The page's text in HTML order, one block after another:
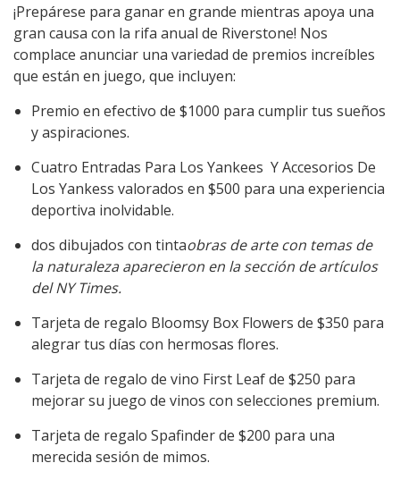
¡Prepárese para ganar en grande mientras apoya una
gran causa con la rifa anual de Riverstone! Nos
complace anunciar una variedad de premios increíbles
que están en juego, que incluyen:
Premio en efectivo de $1000 para cumplir tus sueños
y aspiraciones.
Cuatro Entradas Para Los Yankees Y Accesorios De
Los Yankess valorados en $500 para una experiencia
deportiva inolvidable.
dos dibujados con tintaobras de arte con temas de
la naturaleza aparecieron en la sección de artículos
del NY Times.
Tarjeta de regalo Bloomsy Box Flowers de $350 para
alegrar tus días con hermosas flores.
Tarjeta de regalo de vino First Leaf de $250 para
mejorar su juego de vinos con selecciones premium.
Tarjeta de regalo Spafinder de $200 para una
merecida sesión de mimos.